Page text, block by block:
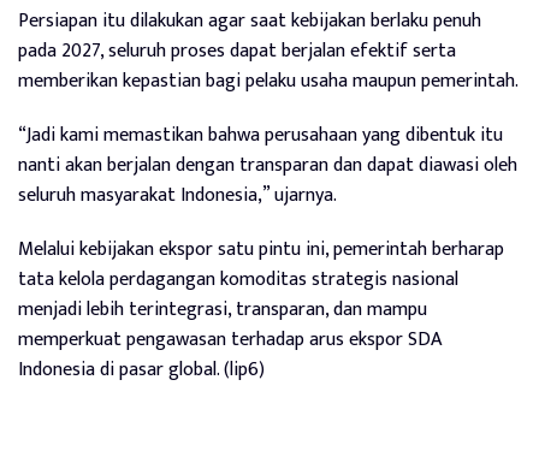
Persiapan itu dilakukan agar saat kebijakan berlaku penuh
pada 2027, seluruh proses dapat berjalan efektif serta
memberikan kepastian bagi pelaku usaha maupun pemerintah.
“Jadi kami memastikan bahwa perusahaan yang dibentuk itu
nanti akan berjalan dengan transparan dan dapat diawasi oleh
seluruh masyarakat Indonesia,” ujarnya.
Melalui kebijakan ekspor satu pintu ini, pemerintah berharap
tata kelola perdagangan komoditas strategis nasional
menjadi lebih terintegrasi, transparan, dan mampu
memperkuat pengawasan terhadap arus ekspor SDA
Indonesia di pasar global. (lip6)